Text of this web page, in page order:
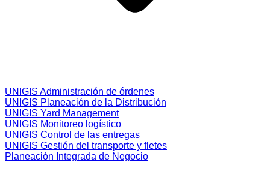
UNIGIS Administración de órdenes
UNIGIS Planeación de la Distribución
UNIGIS Yard Management
UNIGIS Monitoreo logístico
UNIGIS Control de las entregas
UNIGIS Gestión del transporte y fletes
Planeación Integrada de Negocio